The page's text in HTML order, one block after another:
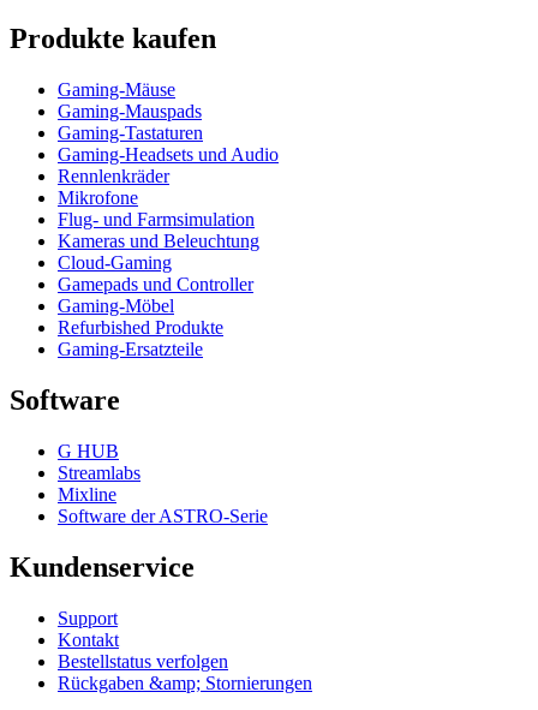
Produkte kaufen
Gaming-Mäuse
Gaming-Mauspads
Gaming-Tastaturen
Gaming-Headsets und Audio
Rennlenkräder
Mikrofone
Flug- und Farmsimulation
Kameras und Beleuchtung
Cloud-Gaming
Gamepads und Controller
Gaming-Möbel
Refurbished Produkte
Gaming-Ersatzteile
Software
G HUB
Streamlabs
Mixline
Software der ASTRO-Serie
Kundenservice
Support
Kontakt
Bestellstatus verfolgen
Rückgaben &amp; Stornierungen